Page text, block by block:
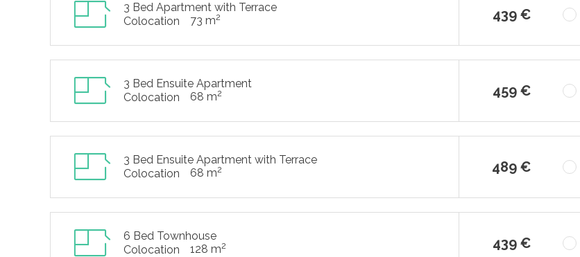
3 Bed Apartment with Terrace
Colocation
73 m2 439 €
3 Bed Ensuite Apartment
Colocation
68 m2 459 €
3 Bed Ensuite Apartment with Terrace
Colocation
68 m2 489 €
6 Bed Townhouse
Colocation
128 m2 439 €